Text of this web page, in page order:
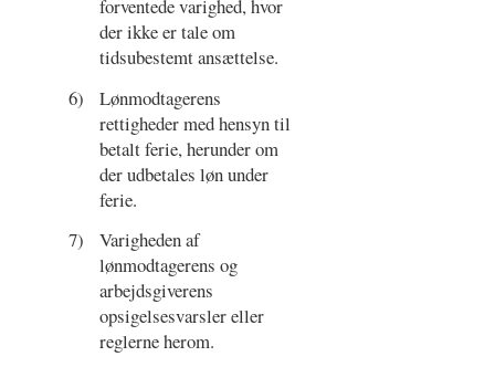
forventede varighed, hvor
der ikke er tale om
tidsubestemt ansættelse.
6)
Lønmodtagerens
rettigheder med hensyn til
betalt ferie, herunder om
der udbetales løn under
ferie.
7)
Varigheden af
lønmodtagerens og
arbejdsgiverens
opsigelsesvarsler eller
reglerne herom.